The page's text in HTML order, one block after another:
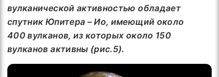
вулканической активностью обладает
спутник Юпитера – Ио, имеющий около
400 вулканов, из которых около 150
вулканов активны (рис.5).